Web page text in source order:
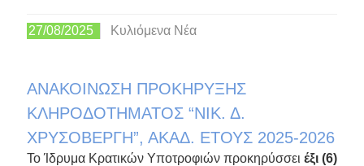
27/08/2025 Κυλιόμενα Νέα
ΑΝΑΚΟΙΝΩΣΗ ΠΡΟΚΗΡΥΞΗΣ
ΚΛΗΡΟΔΟΤΗΜΑΤΟΣ “ΝΙΚ. Δ.
ΧΡΥΣΟΒΕΡΓΗ”, ΑΚΑΔ. ΕΤΟΥΣ 2025-2026
Το Ίδρυμα Κρατικών Υποτροφιών προκηρύσσει έξι (6)